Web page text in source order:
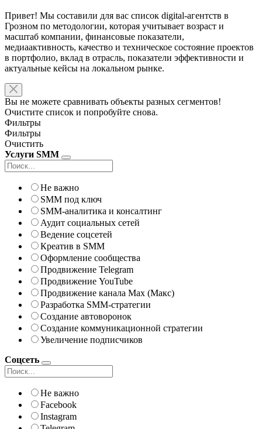
Привет! Мы составили для вас список digital-агентств в
Грозном по методологии, которая учитывает возраст и
масштаб компании, финансовые показатели,
медиаактивность, качество и техническое состояние проектов
в портфолио, вклад в отрасль, показатели эффективности и
актуальные кейсы на локальном рынке.
Вы не можете сравнивать объекты разных сегментов!
Очистите список и попробуйте снова.
Фильтры
Фильтры
Очистить
Услуги SMM
Не важно
SMM под ключ
SMM-аналитика и консалтинг
Аудит социальных сетей
Ведение соцсетей
Креатив в SMM
Оформление сообщества
Продвижение Telegram
Продвижение YouTube
Продвижение канала Max (Макс)
Разработка SMM-стратегии
Создание автоворонок
Создание коммуникационной стратегии
Увеличение подписчиков
Соцсеть
Не важно
Facebook
Instagram